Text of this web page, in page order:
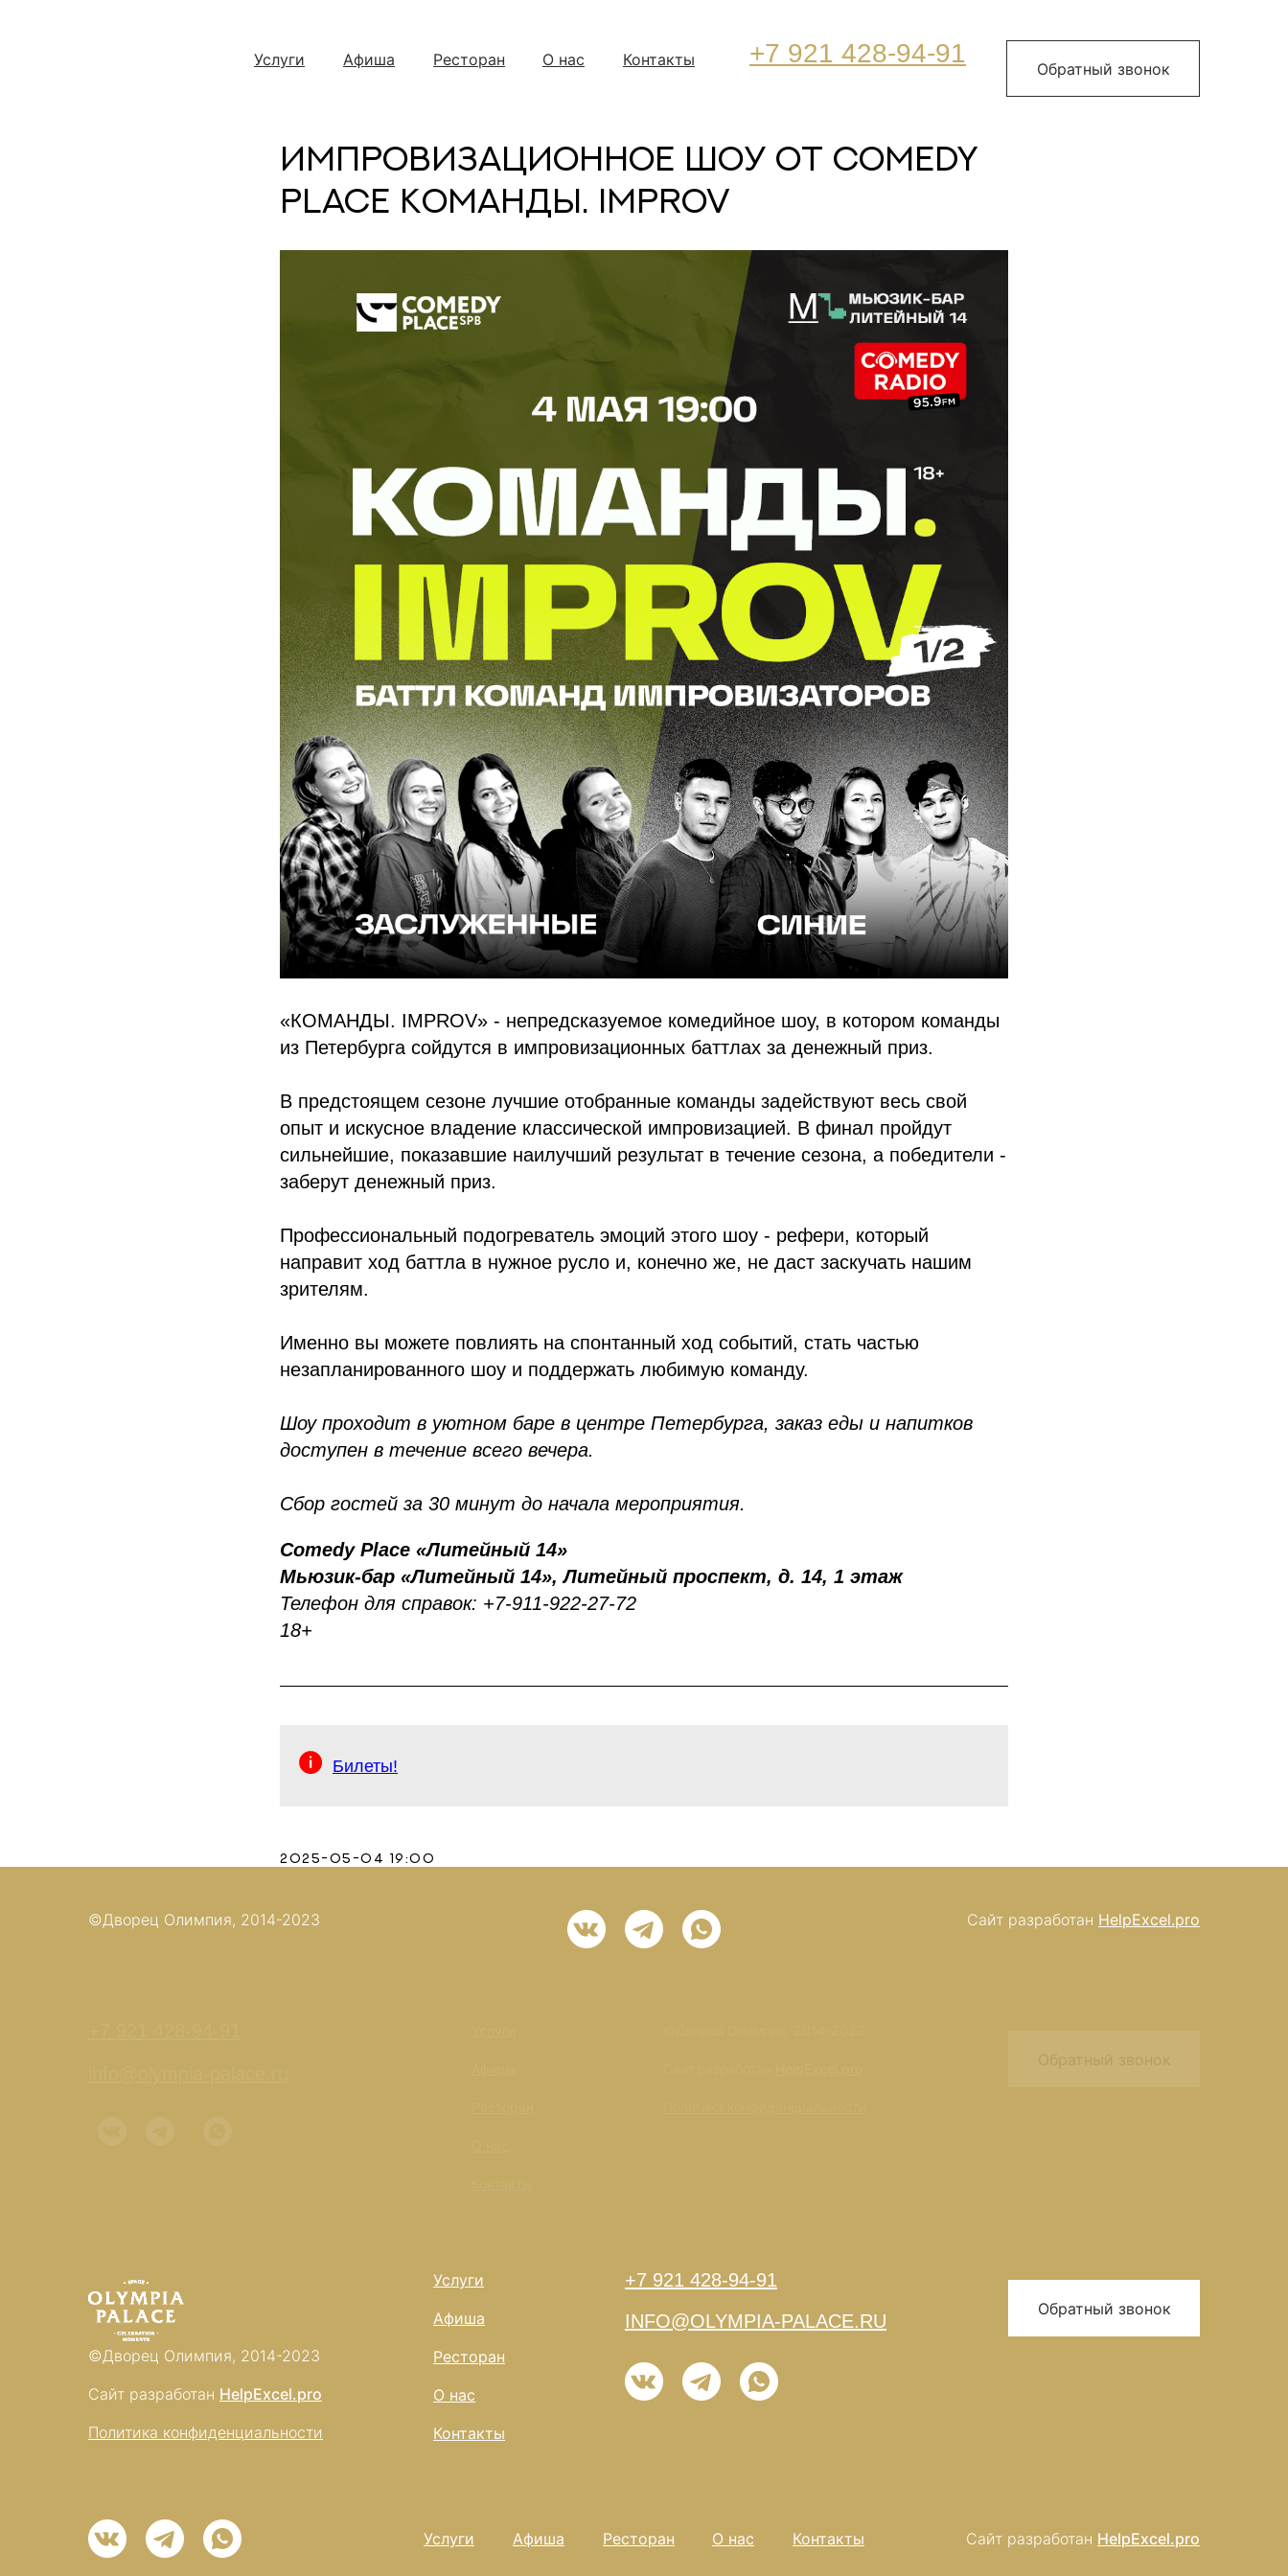
Услуги Афиша Ресторан О нас Контакты +7 921 428-94-91
Обратный звонок
Импровизационное шоу от Comedy
Place КОМАНДЫ. IMPROV
«КОМАНДЫ. IMPROV» - непредсказуемое комедийное шоу, в котором команды
из Петербурга сойдутся в импровизационных баттлах за денежный приз.
В предстоящем сезоне лучшие отобранные команды задействуют весь свой
опыт и искусное владение классической импровизацией. В финал пройдут
сильнейшие, показавшие наилучший результат в течение сезона, а победители -
заберут денежный приз.
Профессиональный подогреватель эмоций этого шоу - рефери, который
направит ход баттла в нужное русло и, конечно же, не даст заскучать нашим
зрителям.
Именно вы можете повлиять на спонтанный ход событий, стать частью
незапланированного шоу и поддержать любимую команду.
Шоу проходит в уютном баре в центре Петербурга, заказ еды и напитков
доступен в течение всего вечера.
Сбор гостей за 30 минут до начала мероприятия.
Comedy Place «Литейный 14»
Мьюзик-бар «Литейный 14», Литейный проспект, д. 14, 1 этаж
Телефон для справок: +7-911-922-27-72
18+
Билеты!
2025-05-04 19:00
©Дворец Олимпия, 2014-2023 Сайт разработан HelpExcel.pro
+7 921 428-94-91
©Дворец Олимпия, 2014-2023
Услуги
Афиша
Ресторан
О нас
Контакты
Сайт разработан HelpExcel.pro
INFO@OLYMPIA-PALACE.RU
Обратный звонок
Политика конфиденциальности
Услуги Афиша Ресторан О нас Контакты Сайт разработан HelpExcel.pro